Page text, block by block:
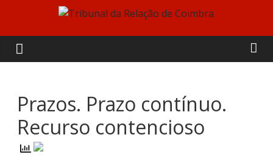
content
Tribunal
da
Relação
de
Prazos. Prazo contínuo.
Recurso contencioso